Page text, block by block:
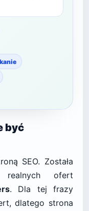
być
SEO. Została
ofert
. Dla tej frazy
dlatego strona